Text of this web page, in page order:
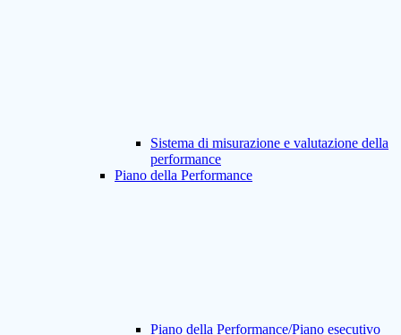
Sistema di misurazione e valutazione della
performance
Piano della Performance
Piano della Performance/Piano esecutivo